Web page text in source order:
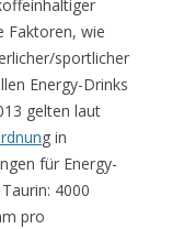
Faktoren, wie
sportlicher
Energy-Drinks
gelten laut
g in
für Energy-
4000
pro